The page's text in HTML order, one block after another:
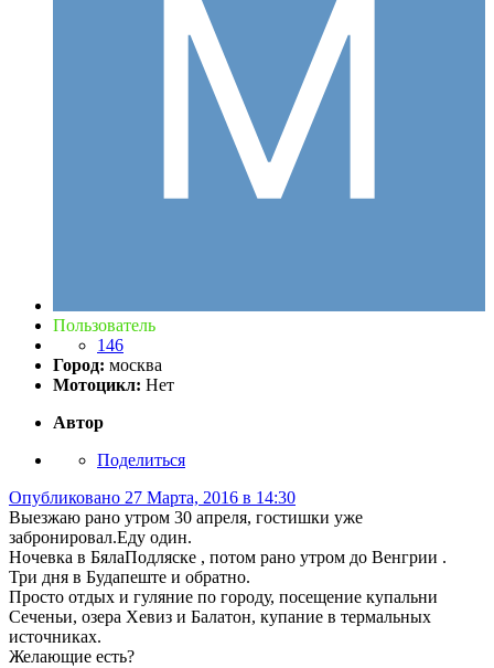
Пользователь
146
Город: москва
Мотоцикл: Нет
Автор
Поделиться
Опубликовано 27 Марта, 2016 в 14:30
Выезжаю рано утром 30 апреля, гостишки уже
забронировал.Еду один.
Ночевка в БялаПодляске , потом рано утром до Венгрии .
Три дня в Будапеште и обратно.
Просто отдых и гуляние по городу, посещение купальни
Сеченьи, озера Хевиз и Балатон, купание в термальных
источниках.
Желающие есть?